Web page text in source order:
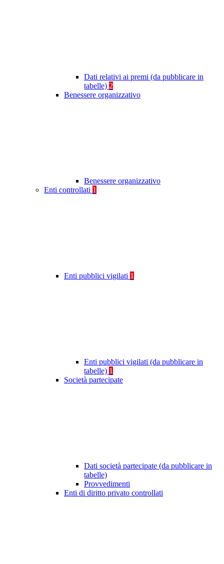
Dati relativi ai premi (da pubblicare in
tabelle) 2
Benessere organizzativo
Benessere organizzativo
Enti controllati 1
Enti pubblici vigilati 1
Enti pubblici vigilati (da pubblicare in
tabelle) 1
Società partecipate
Dati società partecipate (da pubblicare in
tabelle)
Provvedimenti
Enti di diritto privato controllati